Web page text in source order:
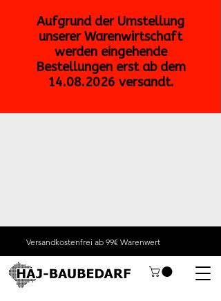
Versandkostenfrei ab 99€ Warenwert
Baugeräte &